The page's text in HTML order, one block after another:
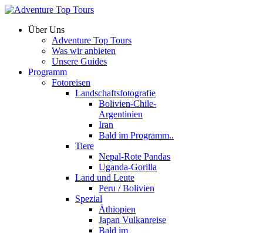
Über Uns
Adventure Top Tours
Was wir anbieten
Unsere Guides
Programm
Fotoreisen
Landschaftsfotografie
Bolivien-Chile-
Argentinien
Iran
Bald im Programm..
Tiere
Nepal-Rote Pandas
Uganda-Gorilla
Land und Leute
Peru / Bolivien
Spezial
Äthiopien
Japan Vulkanreise
Bald im